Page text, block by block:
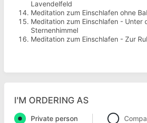
Lavendelfeld
Meditation zum Einschlafen ohne
Meditation zum Einschlafen - Unter
Sternenhimmel
Meditation zum Einschlafen - Zur
I'M ORDERING AS
Private person